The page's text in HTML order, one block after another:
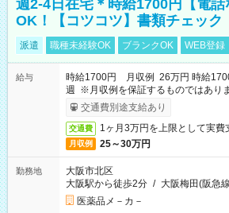
週2-4日在宅＊時給1700円【電
OK！【コツコツ】書類チェック
派遣 職種未経験OK ブランクOK WEB登録
給与
時給1700円 月収例 26万円 時給
週 ※月収例を保証するものではありま
交通費別途支給あり
交通費 1ヶ月3万円を上限として実費
月収例 25～30万円
勤務地
大阪市北区
大阪駅から徒歩2分 / 大阪梅田(阪急
医薬品メ－カ－